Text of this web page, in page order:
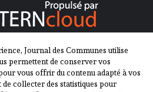
Journal des Communes utilise
permettent de conserver vos
vous offrir du contenu adapté à vos
collecter des statistiques pour